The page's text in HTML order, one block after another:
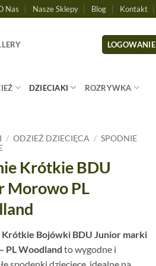
Nas Nasze Sklepy Blog Kontakt
LOGOWANIE
DZIECIAKI ROZRYWKA
/ ODZIEŻ DZIECIĘCA / SPODNIE
Krótkie BDU
Morowo PL
Krótkie Bojówki BDU Junior marki
PL Woodland to wygodne i